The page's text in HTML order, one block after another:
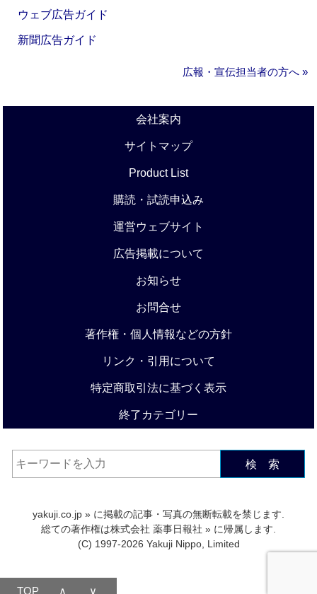
ウェブ広告ガイド
新聞広告ガイド
広報・宣伝担当者の方へ »
会社案内
サイトマップ
Product List
購読・試読申込み
運営ウェブサイト
広告掲載について
お知らせ
お問合せ
著作権・個人情報などの方針
リンク・引用について
特定商取引法に基づく表示
終了カテゴリー
検 索
yakuji.co.jp » に掲載の記事・写真の無断転載を禁じます.
総ての著作権は株式会社 薬事日報社 » に帰属します.
(C) 1997-2026 Yakuji Nippo, Limited
TOP ∧ ∨